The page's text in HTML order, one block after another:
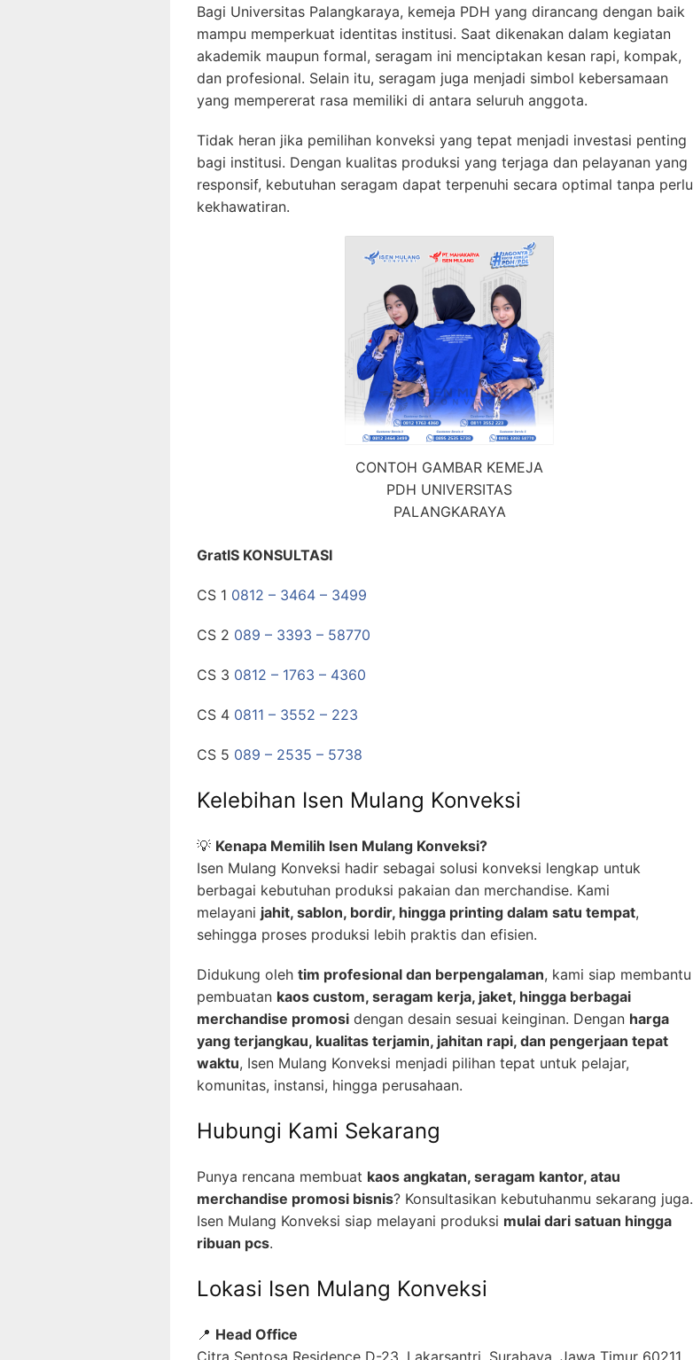
Bagi Universitas Palangkaraya, kemeja PDH yang dirancang dengan baik
mampu memperkuat identitas institusi. Saat dikenakan dalam kegiatan
akademik maupun formal, seragam ini menciptakan kesan rapi, kompak,
dan profesional. Selain itu, seragam juga menjadi simbol kebersamaan
yang mempererat rasa memiliki di antara seluruh anggota.
Tidak heran jika pemilihan konveksi yang tepat menjadi investasi penting
bagi institusi. Dengan kualitas produksi yang terjaga dan pelayanan yang
responsif, kebutuhan seragam dapat terpenuhi secara optimal tanpa perlu
kekhawatiran.
CONTOH GAMBAR KEMEJA
PDH UNIVERSITAS
PALANGKARAYA
GratIS KONSULTASI
CS 1 0812 – 3464 – 3499
CS 2 089 – 3393 – 58770
CS 3 0812 – 1763 – 4360
CS 4 0811 – 3552 – 223
CS 5 089 – 2535 – 5738
Kelebihan Isen Mulang Konveksi
💡 Kenapa Memilih Isen Mulang Konveksi?
Isen Mulang Konveksi hadir sebagai solusi konveksi lengkap untuk
berbagai kebutuhan produksi pakaian dan merchandise. Kami
melayani jahit, sablon, bordir, hingga printing dalam satu tempat,
sehingga proses produksi lebih praktis dan efisien.
Didukung oleh tim profesional dan berpengalaman, kami siap membantu
pembuatan kaos custom, seragam kerja, jaket, hingga berbagai
merchandise promosi dengan desain sesuai keinginan. Dengan harga
yang terjangkau, kualitas terjamin, jahitan rapi, dan pengerjaan tepat
waktu, Isen Mulang Konveksi menjadi pilihan tepat untuk pelajar,
komunitas, instansi, hingga perusahaan.
Hubungi Kami Sekarang
Punya rencana membuat kaos angkatan, seragam kantor, atau
merchandise promosi bisnis? Konsultasikan kebutuhanmu sekarang juga.
Isen Mulang Konveksi siap melayani produksi mulai dari satuan hingga
ribuan pcs.
Lokasi Isen Mulang Konveksi
📍 Head Office
Citra Sentosa Residence D-23, Lakarsantri, Surabaya, Jawa Timur 60211